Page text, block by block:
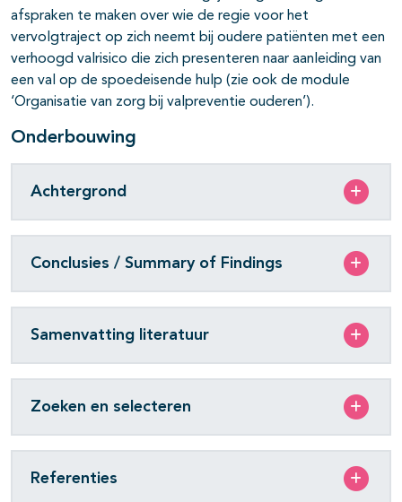
afspraken te maken over wie de regie voor het
vervolgtraject op zich neemt bij oudere patiënten met een
verhoogd valrisico die zich presenteren naar aanleiding van
een val op de spoedeisende hulp (zie ook de module
‘Organisatie van zorg bij valpreventie ouderen’).
Onderbouwing
Achtergrond
Conclusies / Summary of Findings
Samenvatting literatuur
Zoeken en selecteren
Referenties